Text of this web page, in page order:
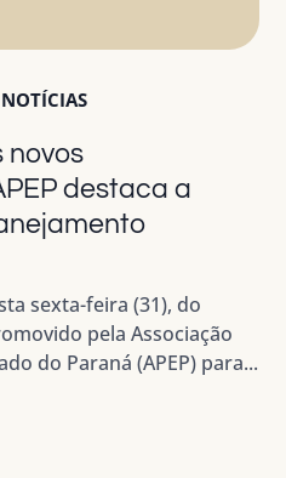
novos
destaca a
NOTÍCIAS
sexta-feira (31), do
pela Associação
do Paraná (APEP) para...